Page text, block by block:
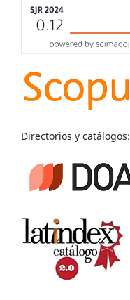
Directorios y catálogos: